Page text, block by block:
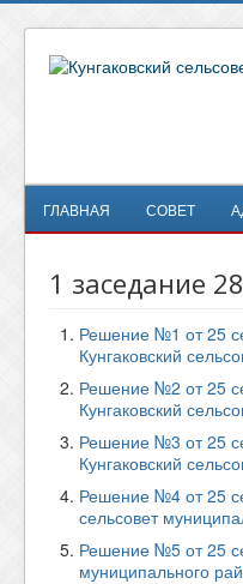
ГЛАВНАЯ СОВЕТ
1 заседание
Решение №1 от 25
Кунгаковский
Решение №2 от 25
Кунгаковский
Решение №3 от 25
Кунгаковский
Решение №4 от 25
сельсовет
Решение №5 от 25
муниципального